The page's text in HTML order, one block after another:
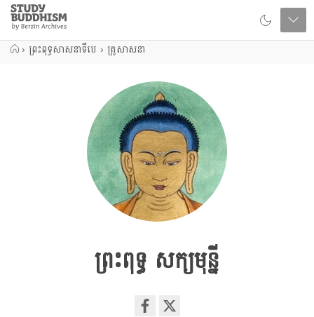
Close
Study
Buddhism
Home
› ព្រះពុទ្ធសាសនាទីបេ › គ្រូសាសនា
ព្រះពុទ្ធ សក្យមុន្នី